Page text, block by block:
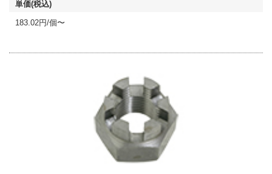
183.02円/個〜